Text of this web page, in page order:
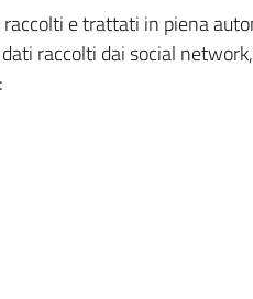
e trattati in piena
raccolti dai social